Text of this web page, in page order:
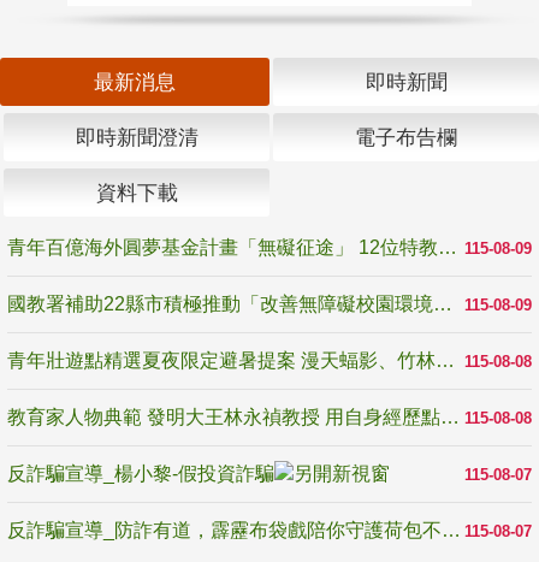
最新消息 即時新聞
即時新聞澄清 電子布告欄
資料下載
115-08-09
青年百億海外圓夢基金計畫「無礙征途」 12位特教與弱勢青年勇闖西班牙 跨越感官限制見證生命蛻變
115-08-09
國教署補助22縣市積極推動「改善無障礙校園環境計畫」 打造友善、安全、無礙學習空間
115-08-08
青年壯遊點精選夏夜限定避暑提案 漫天蝠影、竹林尋蛙、茶香夜觀 邀青年暮色出發
115-08-08
教育家人物典範 發明大王林永禎教授 用自身經歷點亮學生的路
115-08-07
反詐騙宣導_楊小黎-假投資詐騙
115-08-07
反詐騙宣導_防詐有道，霹靂布袋戲陪你守護荷包不受騙